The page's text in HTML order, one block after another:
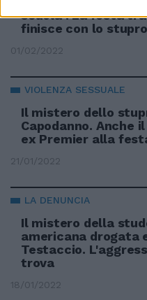
scuola". La festa tra
finisce con lo
01/02/2022
VIOLENZA SESSUALE
Il mistero dello
Capodanno. Anche
ex Premier alla
21/01/2022
LA DENUNCIA
Il mistero della
americana drogata
Testaccio.
trova
18/01/2022